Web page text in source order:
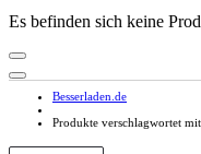
Es befinden sich keine
Besserladen.de
Produkte verschlagwortet